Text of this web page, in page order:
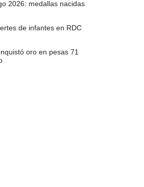
2026: medallas nacidas
de infantes en RDC
oro en pesas 71